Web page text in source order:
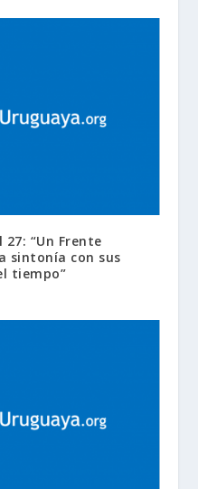
27: “Un Frente
sintonía con sus
tiempo”